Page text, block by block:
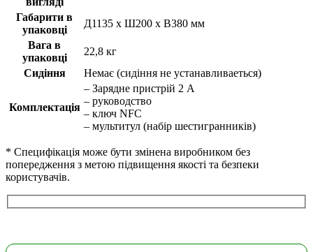
Габарити в
упаковці
Д1135 х Ш200 х В380 мм
Вага в
упаковці
22,8 кг
Сидіння
Немає (сидіння не устанавливаеться)
Комплектація
– Зарядне пристрій 2 A
– руководство
– ключ NFC
– мультитул (набір шестигранників)
* Специфікація може бути змінена виробником без
попередження з метою підвищення якості та безпеки
користувачів.